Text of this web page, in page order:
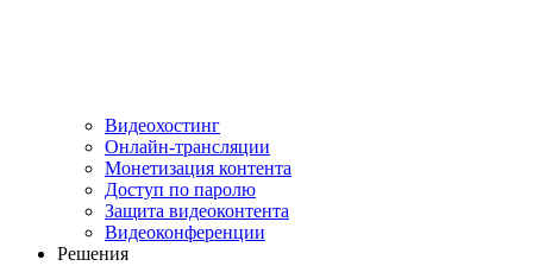
Видеохостинг
Онлайн-трансляции
Монетизация контента
Доступ по паролю
Защита видеоконтента
Видеоконференции
Решения